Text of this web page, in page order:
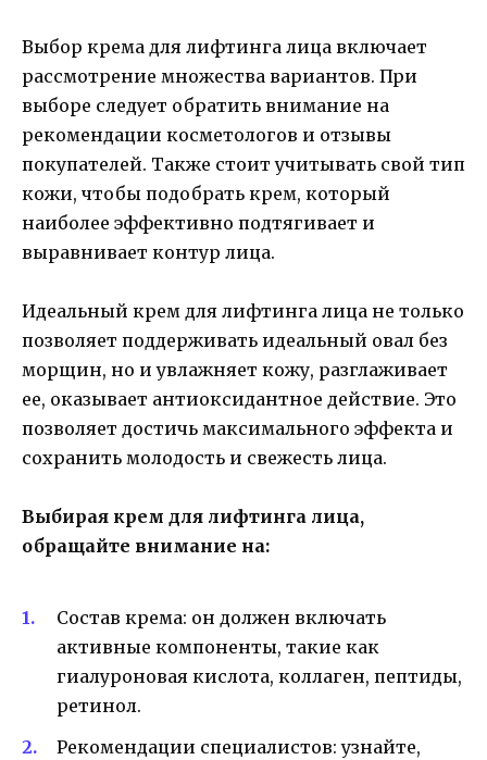
Выбор крема для лифтинга лица включает
рассмотрение множества вариантов. При
выборе следует обратить внимание на
рекомендации косметологов и отзывы
покупателей. Также стоит учитывать свой тип
кожи, чтобы подобрать крем, который
наиболее эффективно подтягивает и
выравнивает контур лица.
Идеальный крем для лифтинга лица не только
позволяет поддерживать идеальный овал без
морщин, но и увлажняет кожу, разглаживает
ее, оказывает антиоксидантное действие. Это
позволяет достичь максимального эффекта и
сохранить молодость и свежесть лица.
Выбирая крем для лифтинга лица,
обращайте внимание на:
Состав крема: он должен включать
активные компоненты, такие как
гиалуроновая кислота, коллаген, пептиды,
ретинол.
Рекомендации специалистов: узнайте,